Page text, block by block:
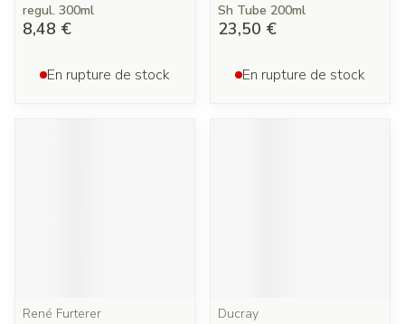
regul. 300ml
8,48 €
En rupture de stock
Sh Tube 200ml
23,50 €
En rupture de stock
René Furterer
Ducray